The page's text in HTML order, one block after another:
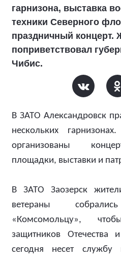
гарнизона, выставка
техники Северного
праздничный концерт.
поприветствовал
Чибис.
В ЗАТО Александровск
нескольких
организованы
площадки, выставки и
В ЗАТО Заозерск
ветераны
«Комсомольцу»,
защитников Отечества
сегодня несет